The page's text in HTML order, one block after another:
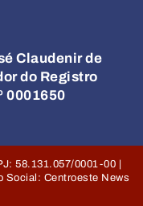
Claudenir de
do Registro
0001650
58.131.057/0001-00 |
Social: Centroeste News